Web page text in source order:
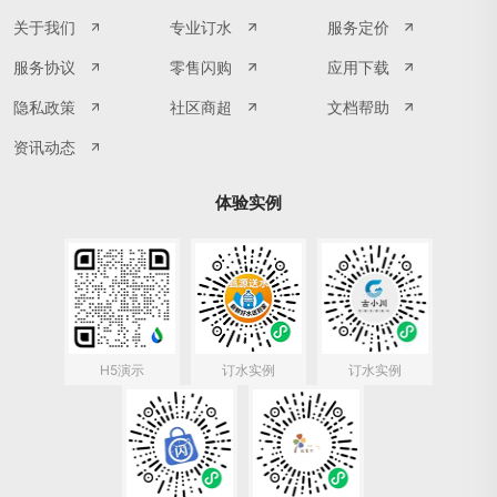
关于我们
服务协议
隐私政策
资讯动态
专业订水
零售闪购
社区商超
服务定价
应用下载
文档帮助
体验实例
H5演示 订水实例 订水实例